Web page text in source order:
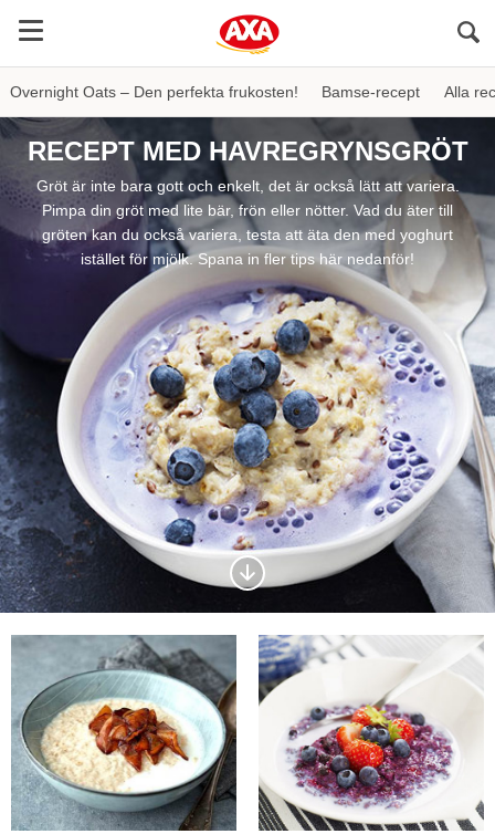
Overnight Oats – Den perfekta frukosten! Bamse-recept Alla
RECEPT MED HAVREGRYNSGRÖT
Gröt är inte bara gott och enkelt, det är också lätt att variera.
Pimpa din gröt med lite bär, frön eller nötter. Vad du äter till
gröten kan du också variera, testa att äta den med yoghurt
istället för mjölk. Spana in fler tips här nedanför!
Scrolla
ned
till
nästa
sektion